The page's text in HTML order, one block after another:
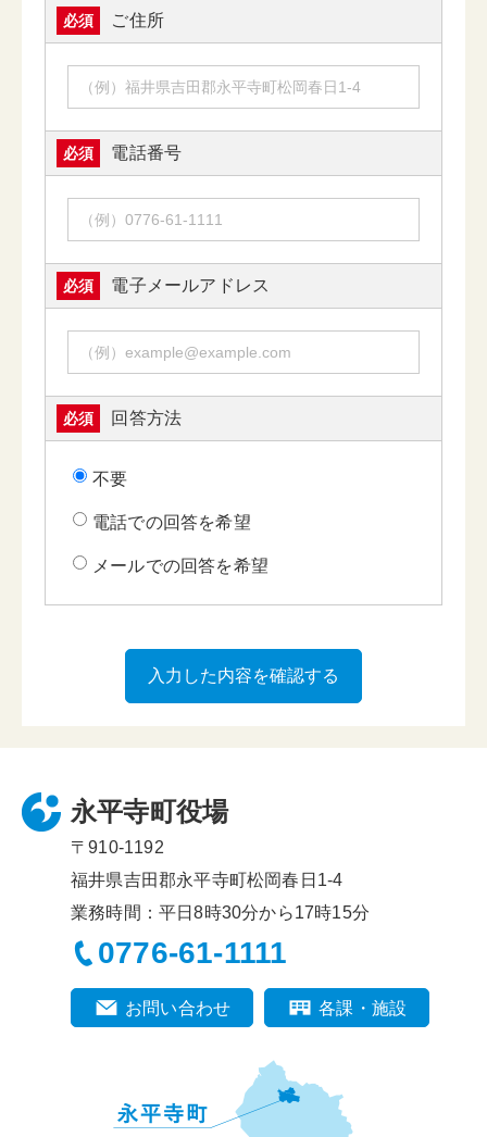
必須 ご住所
必須 電話番号
必須 電子メールアドレス
必須 回答方法
不要
電話での回答を希望
メールでの回答を希望
永平寺町役場
〒910-1192
福井県吉田郡永平寺町松岡春日1-4
業務時間：平日8時30分から17時15分
0776-61-1111
お問い合わせ 各課・施設